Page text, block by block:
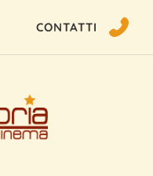
CONTATTI